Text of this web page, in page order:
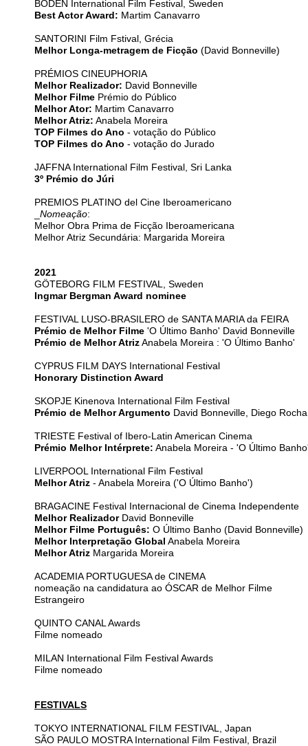
BODEN International Film Festival, Sweden
Best Actor Award: Martim Canavarro
SANTORINI Film Fstival, Grécia
Melhor Longa-metragem de Ficção (David Bonneville)
PRÉMIOS CINEUPHORIA
Melhor Realizador: David Bonneville
Melhor Filme Prémio do Público
Melhor Ator: Martim Canavarro
Melhor Atriz: Anabela Moreira
TOP Filmes do Ano - votação do Público
TOP Filmes do Ano - votação do Jurado
JAFFNA International Film Festival, Sri Lanka
3º Prémio do Júri
PREMIOS PLATINO del Cine Iberoamericano
Nomeação:
Melhor Obra Prima de Ficção Iberoamericana
Melhor Atriz Secundária: Margarida Moreira
2021
GÖTEBORG FILM FESTIVAL, Sweden
Ingmar Bergman Award nominee
FESTIVAL LUSO-BRASILERO de SANTA MARIA da FEIRA
Prémio de Melhor Filme 'O Último Banho' David Bonneville
Prémio de Melhor Atriz Anabela Moreira : 'O Último Banho'
CYPRUS FILM DAYS International Festival
Honorary Distinction Award
SKOPJE Kinenova International Film Festival
Prémio de Melhor Argumento David Bonneville, Diego Rocha
TRIESTE Festival of Ibero-Latin American Cinema
Prémio Melhor Intérprete: Anabela Moreira - 'O Último
LIVERPOOL International Film Festival
Melhor Atriz - Anabela Moreira ('O Último Banho')
BRAGACINE Festival Internacional de Cinema Independente
Melhor RealizadorDavid Bonneville
Melhor Filme Português: O Último Banho (David Bonneville)
Melhor Interpretação Global Anabela Moreira
Melhor Atriz Margarida Moreira
ACADEMIA PORTUGUESA de CINEMA
nomeação na candidatura ao ÓSCAR de Melhor Filme
Estrangeiro
QUINTO CANAL Awards
Filme nomeado
MILAN International Film Festival Awards
Filme nomeado
FESTIVALS
TOKYO INTERNATIONAL FILM FESTIVAL, Japan
SÃO PAULO MOSTRA International Film Festival, Brazil